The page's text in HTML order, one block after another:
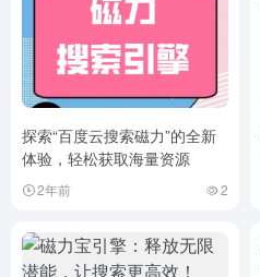
探索“百度云搜索磁力”的全新
体验，轻松获取海量资源
2年前 2